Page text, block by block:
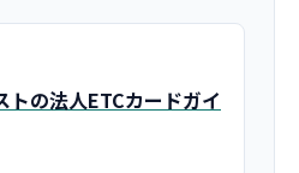
トの法人ETCカードガイ